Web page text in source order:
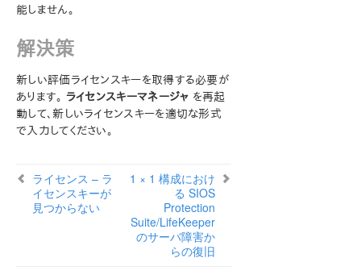
Microsoft Azure 動作検証ガイド
SIOS Protection Suite/LifeKeeper インストレーション
ガイド
はじめに
構成
能しません。
解決策
新しい評価ライセンスキーを取得する必要が
あります。 ライセンスキーマネージャ を再起
動して、新しいライセンスキーを適切な形式
で入力してください。
ライセンス – ラ
イセンスキーが
見つからない
1 × 1 構成におけ
る SIOS
Protection
Suite/LifeKeeper
のサーバ障害か
らの復旧